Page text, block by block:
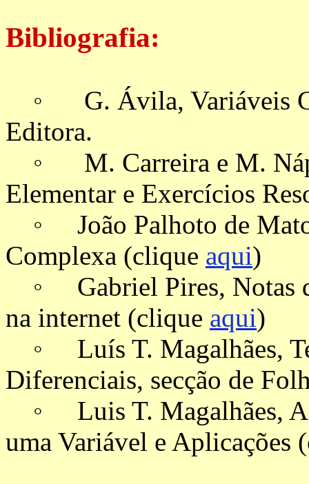
Bibliografia:
◦ G. Ávila, Variáveis
Editora.
◦ M. Carreira e M.
Elementar e Exercícios
◦ João Palhoto de
Complexa (clique aqui)
◦ Gabriel Pires, Notas
na internet (clique aqui)
◦ Luís T. Magalhães,
Diferenciais, secção de
◦ Luis T. Magalhães,
uma Variável e Aplicações